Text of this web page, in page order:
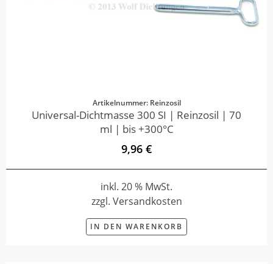
Artikelnummer: Reinzosil
Universal-Dichtmasse 300 SI | Reinzosil | 70
ml | bis +300°C
9,96 €
inkl. 20 % MwSt.
zzgl. Versandkosten
IN DEN WARENKORB